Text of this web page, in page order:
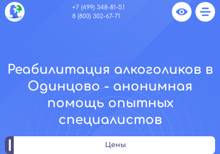
+7 (499) 348-81-51
8 (800) 302-67-71
Реабилитация алкоголиков в
Одинцово - анонимная
помощь опытных
специалистов
Цены